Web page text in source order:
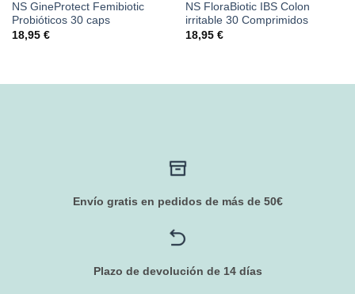
NS GineProtect Femibiotic
Probióticos 30 caps
18,95 €
NS FloraBiotic IBS Colon
irritable 30 Comprimidos
18,95 €
Envío gratis en pedidos de más de 50€
Plazo de devolución de 14 días